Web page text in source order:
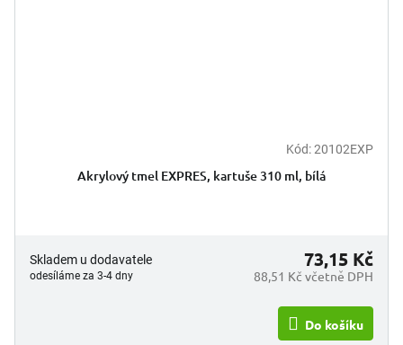
Kód:20102EXP
Akrylový tmel EXPRES, kartuše 310 ml, bílá
Skladem u dodavatele
odesíláme za 3-4 dny 88,51 Kč včetně DPH
73,15 Kč
Do košíku